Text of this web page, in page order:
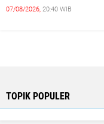
07/08/2026, 20:40 WIB
TOPIK POPULER